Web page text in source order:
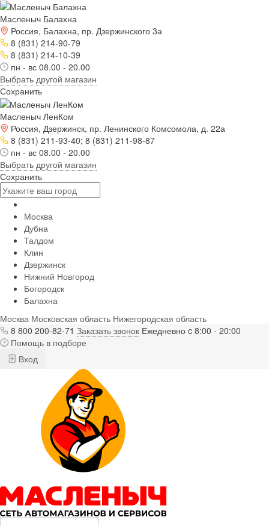
Масленыч Балахна
Россия, Балахна, пр. Дзержинского 3а
8 (831) 214-90-79
8 (831) 214-10-39
пн - вс 08.00 - 20.00
Выбрать другой магазин
Сохранить
Масленыч ЛенКом
Россия, Дзержинск, пр. Ленинского Комсомола, д. 22а
8 (831) 211-93-40; 8 (831) 211-98-87
пн - вс 08.00 - 20.00
Выбрать другой магазин
Сохранить
Москва
Дубна
Талдом
Клин
Дзержинск
Нижний Новгород
Богородск
Балахна
Москва Московская область Нижегородская область
8 800 200-82-71 Заказать звонок Ежедневно c 8:00 - 20:00
Помощь в подборе
Вход